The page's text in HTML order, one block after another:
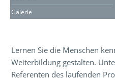
Galerie
Lernen Sie die Menschen
Weiterbildung gestalten.
Referenten des laufenden